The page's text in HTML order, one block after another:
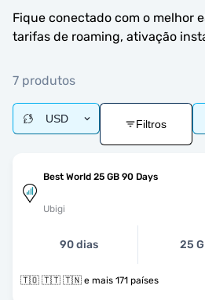
Fique conectado com o melhor
tarifas de roaming, ativação
7 produtos
USD Filtros
Best World 25 GB 90 Days
Ubigi
90 dias 25
🇹🇴 🇹🇹 🇹🇳 e mais 171 países